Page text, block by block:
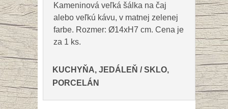
Kameninová veľká šálka na čaj
alebo veľkú kávu, v matnej zelenej
farbe. Rozmer: Ø14xH7 cm. Cena je
za 1 ks.
KUCHYŇA, JEDÁLEŇ /SKLO,
PORCELÁN